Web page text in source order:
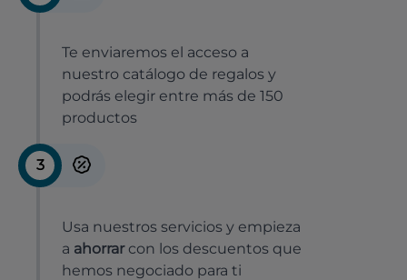
Te enviaremos el acceso a
nuestro catálogo de regalos y
podrás elegir entre más de 150
productos
3
Usa nuestros servicios y empieza
a ahorrar con los descuentos que
hemos negociado para ti